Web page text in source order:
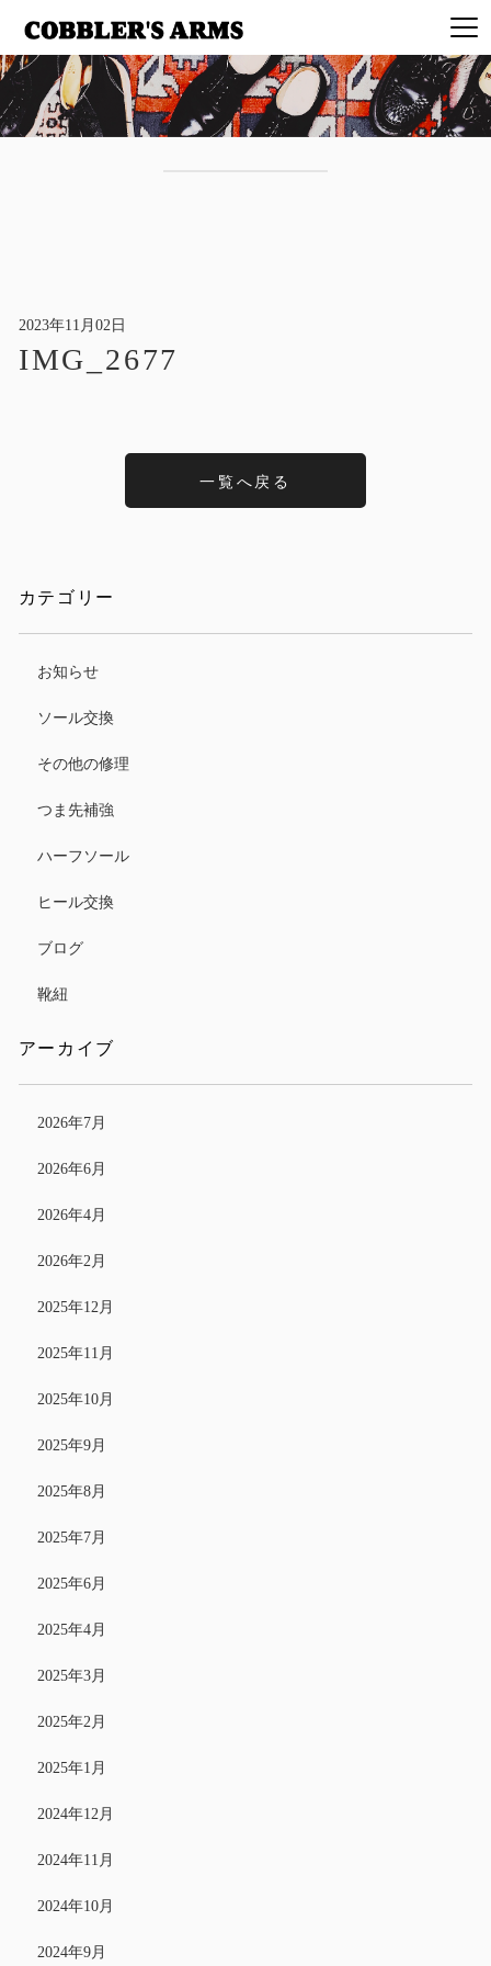
2023年11月02日
IMG_2677
一覧へ戻る
カテゴリー
お知らせ
ソール交換
その他の修理
つま先補強
ハーフソール
ヒール交換
ブログ
靴紐
アーカイブ
2026年7月
2026年6月
2026年4月
2026年2月
2025年12月
2025年11月
2025年10月
2025年9月
2025年8月
2025年7月
2025年6月
2025年4月
2025年3月
2025年2月
2025年1月
2024年12月
2024年11月
2024年10月
2024年9月